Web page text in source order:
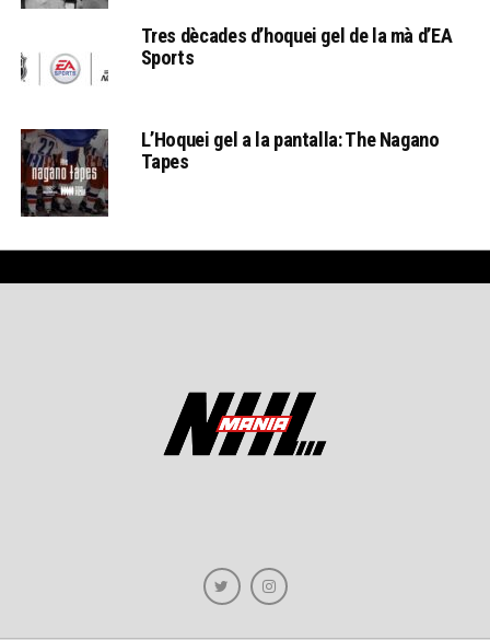
Tres dècades d’hoquei gel de la mà d’EA
Sports
L’Hoquei gel a la pantalla: The Nagano
Tapes